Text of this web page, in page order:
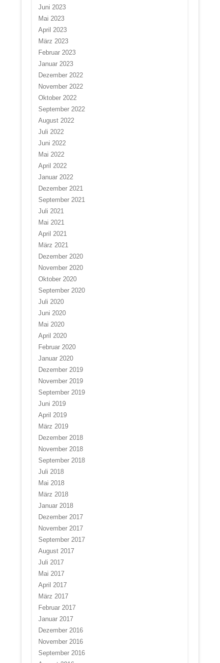
Juni 2023
Mai 2023
April 2023
März 2023
Februar 2023
Januar 2023
Dezember 2022
November 2022
Oktober 2022
September 2022
August 2022
Juli 2022
Juni 2022
Mai 2022
April 2022
Januar 2022
Dezember 2021
September 2021
Juli 2021
Mai 2021
April 2021
März 2021
Dezember 2020
November 2020
Oktober 2020
September 2020
Juli 2020
Juni 2020
Mai 2020
April 2020
Februar 2020
Januar 2020
Dezember 2019
November 2019
September 2019
Juni 2019
April 2019
März 2019
Dezember 2018
November 2018
September 2018
Juli 2018
Mai 2018
März 2018
Januar 2018
Dezember 2017
November 2017
September 2017
August 2017
Juli 2017
Mai 2017
April 2017
März 2017
Februar 2017
Januar 2017
Dezember 2016
November 2016
September 2016